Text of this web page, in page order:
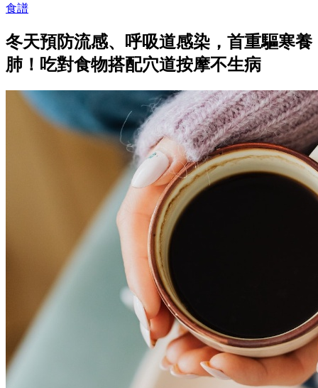
食譜
冬天預防流感、呼吸道感染，首重驅寒養
肺！吃對食物搭配穴道按摩不生病